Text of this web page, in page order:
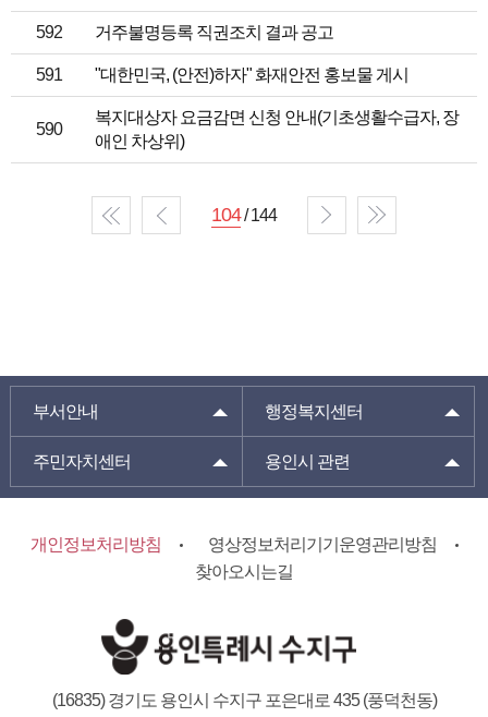
592 거주불명등록 직권조치 결과 공고
591 "대한민국, (안전)하자" 화재안전 홍보물 게시
590
복지대상자 요금감면 신청 안내(기초생활수급자, 장
애인 차상위)
104/ 144
부서안내 행정복지센터
주민자치센터 용인시 관련
개인정보처리방침
영상정보처리기기운영관리방침
찾아오시는길
(16835) 경기도 용인시 수지구 포은대로 435 (풍덕천동)